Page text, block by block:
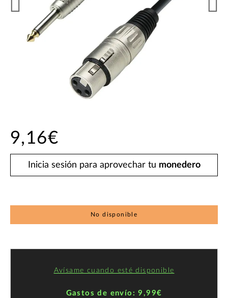
9,16€
Inicia sesión para aprovechar tu monedero
No disponible
Avísame cuando esté disponible
Gastos de envío: 9,99€